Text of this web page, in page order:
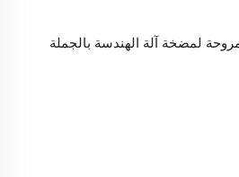
لمضخة آلة الهندسة بالجملة